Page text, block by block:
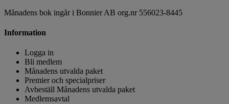
Månadens bok ingår i Bonnier AB org.nr 556023-8445
Information
Logga in
Bli medlem
Månadens utvalda paket
Premier och specialpriser
Avbeställ Månadens utvalda paket
Medlemsavtal